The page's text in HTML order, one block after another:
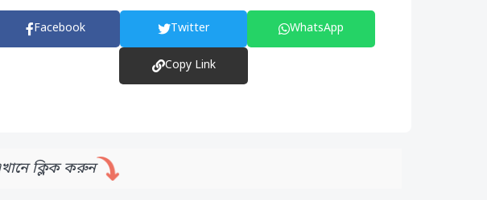
Facebook Twitter WhatsApp
Copy Link
ক্লিক করুন